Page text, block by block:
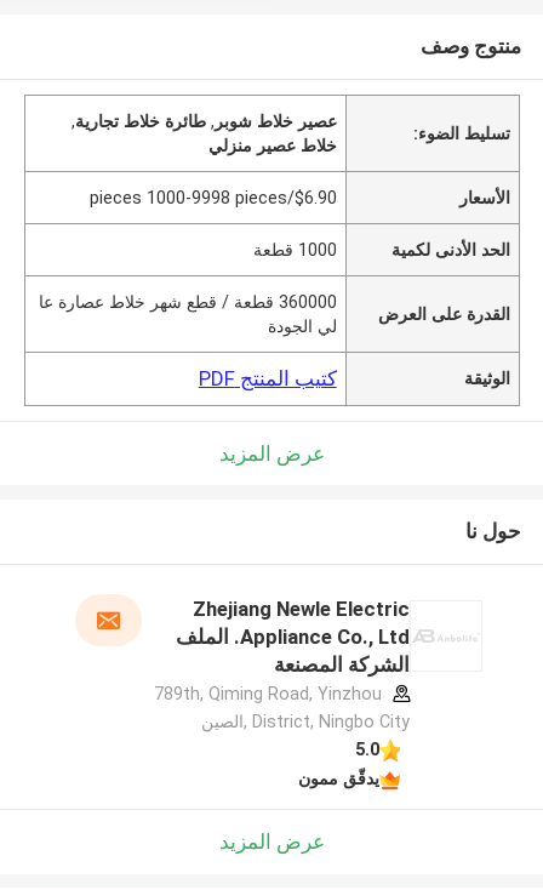
منتوج وصف
تسليط الضوء:
عصير خلاط شوبر ,طائرة خلاط تجارية,
خلاط عصير منزلي
الأسعار $6.90/pieces 1000-9998 pieces
الحد الأدنى لكمية 1000 قطعة
القدرة على العرض
360000 قطعة / قطع شهر خلاط عصارة عا
لي الجودة
الوثيقة كتيب المنتج PDF
عرض المزيد
حول نا
Zhejiang Newle Electric
Appliance Co., Ltd. الملف
الشركة المصنعة
789th, Qiming Road, Yinzhou
District, Ningbo City ,الصين
5.0
يدقّق ممون
عرض المزيد